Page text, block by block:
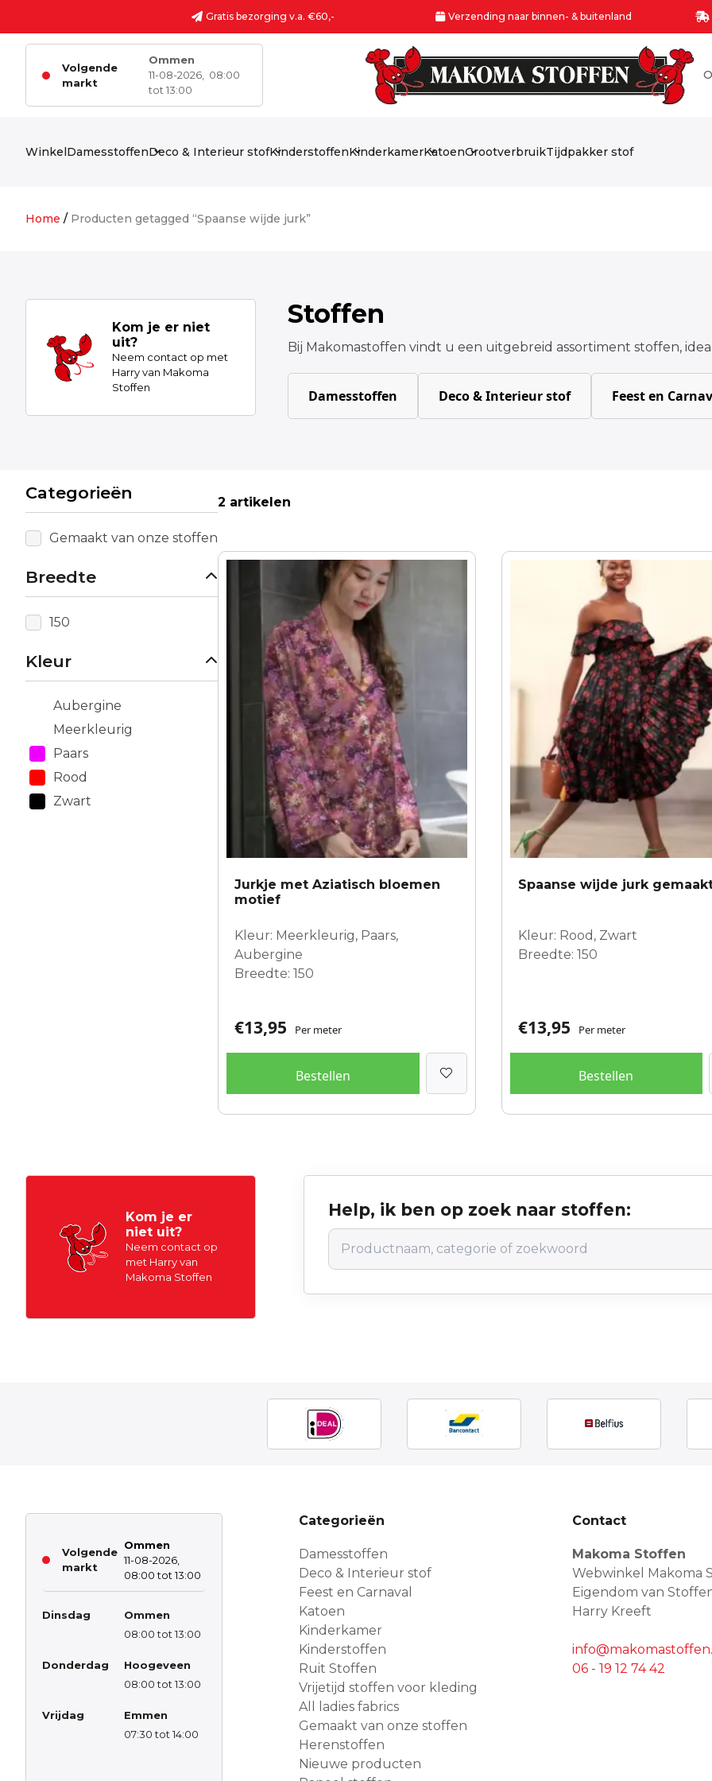
Gratis bezorging v.a. €60,- Verzending naar binnen- & buitenland
Volgende
markt
Ommen
11-08-2026,
08:00
tot 13:00
WinkelDamesstoffenDeco & Interieur stofKinderstoffenKinderkamerKatoenGrootverbruikTijdpakker stof
Home / Producten getagged “Spaanse wijde jurk”
Kom je er niet
uit?
Neem contact op met
Harry van Makoma
Stoffen
Stoffen
Bij Makomastoffen vindt u een uitgebreid assortiment stoffen,
Damesstoffen Deco & Interieur stof Feest en
Categorieën
Gemaakt van onze stoffen
Breedte
150
Kleur
Aubergine
Meerkleurig
Paars
Rood
Zwart
2 artikelen
Jurkje met Aziatisch bloemen
motief
Kleur: Meerkleurig, Paars,
Aubergine
Breedte: 150
€13,95 Per meter
Bestellen
Spaanse wijde jurk
Kleur: Rood, Zwart
Breedte: 150
€13,95 Per meter
Bestellen
Kom je er
niet uit?
Neem contact op
met Harry van
Makoma Stoffen
Help, ik ben op zoek naar stoffen:
Volgende
markt
Ommen
11-08-2026,
08:00 tot 13:00
Dinsdag
Ommen
08:00 tot 13:00
Donderdag
Hoogeveen
08:00 tot 13:00
Vrijdag
Emmen
07:30 tot 14:00
Categorieën
Damesstoffen
Deco & Interieur stof
Feest en Carnaval
Katoen
Kinderkamer
Kinderstoffen
Ruit Stoffen
Vrijetijd stoffen voor kleding
All ladies fabrics
Gemaakt van onze stoffen
Herenstoffen
Nieuwe producten
Contact
Makoma Stoffen
Webwinkel Makoma
Eigendom van
Harry Kreeft
06 - 19 12 74 42